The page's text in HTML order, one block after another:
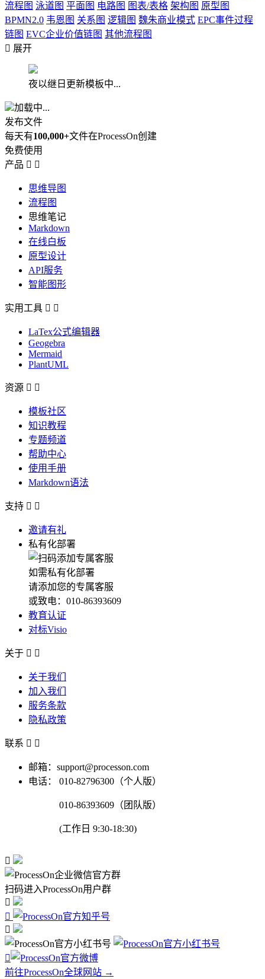
流程图 泳道图 平面图 电路图 图表/表格 架构图 原型图
BPMN2.0 韦恩图 关系图 逻辑图 魏朱商业模式 EPC事件过程
链图 EVC企业价值链图 其他流程图
 展开
夜以继日更新模板中...
加载中...
发布文件
每天有100,000+文件在ProcessOn创建
免费使用
产品  
思维导图
流程图
思维笔记
Markdown
在线白板
原型设计
API服务
智能图形
实用工具  
LaTex公式编辑器
Geogebra
Mermaid
PlantUML
资源  
模板社区
知识教程
专题频道
帮助中心
使用手册
Markdown语法
支持  
邀请有礼
私有化部署
如需私有化部署
请添加您的专属客服
或致电：010-86393609
教育认证
对标Visio
关于  
关于我们
加入我们
服务条款
隐私政策
联系  
邮箱：support@processon.com
电话：
010-82796300（个人版）
010-86393609（团队版）
(工作日 9:30-18:30)

扫码进入ProcessOn用户群




前往ProcessOn全球网站 →